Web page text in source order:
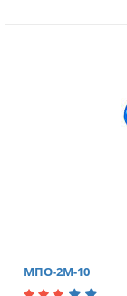
МПО-2М-10